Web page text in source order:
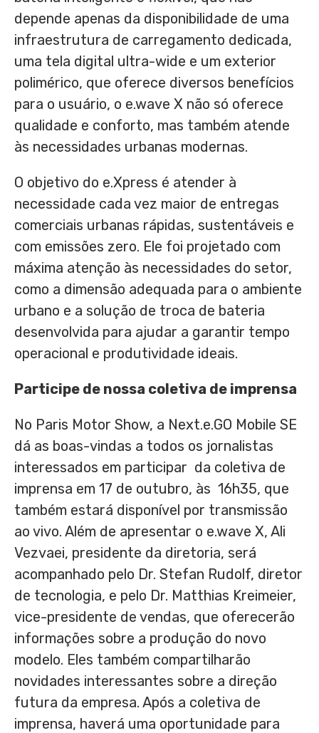
depende apenas da disponibilidade de uma
infraestrutura de carregamento dedicada,
uma tela digital ultra-wide e um exterior
polimérico, que oferece diversos benefícios
para o usuário, o e.wave X não só oferece
qualidade e conforto, mas também atende
às necessidades urbanas modernas.
O objetivo do e.Xpress é atender à
necessidade cada vez maior de entregas
comerciais urbanas rápidas, sustentáveis e
com emissões zero. Ele foi projetado com
máxima atenção às necessidades do setor,
como a dimensão adequada para o ambiente
urbano e a solução de troca de bateria
desenvolvida para ajudar a garantir tempo
operacional e produtividade ideais.
Participe de nossa coletiva de imprensa
No Paris Motor Show, a Next.e.GO Mobile SE
dá as boas-vindas a todos os jornalistas
interessados em participar da coletiva de
imprensa em 17 de outubro, às 16h35, que
também estará disponível por transmissão
ao vivo. Além de apresentar o e.wave X, Ali
Vezvaei, presidente da diretoria, será
acompanhado pelo Dr. Stefan Rudolf, diretor
de tecnologia, e pelo Dr. Matthias Kreimeier,
vice-presidente de vendas, que oferecerão
informações sobre a produção do novo
modelo. Eles também compartilharão
novidades interessantes sobre a direção
futura da empresa. Após a coletiva de
imprensa, haverá uma oportunidade para